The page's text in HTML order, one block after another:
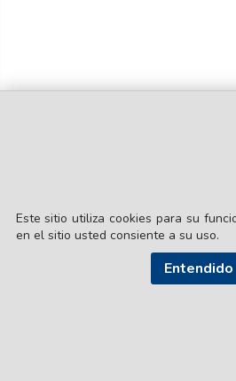
© EL LIBERAL S.A.
Director Editorial: Lic. Gustavo
Santiago del Estero / República
Este sitio utiliza cookies para su
en el sitio usted consiente a su uso.
Entendido